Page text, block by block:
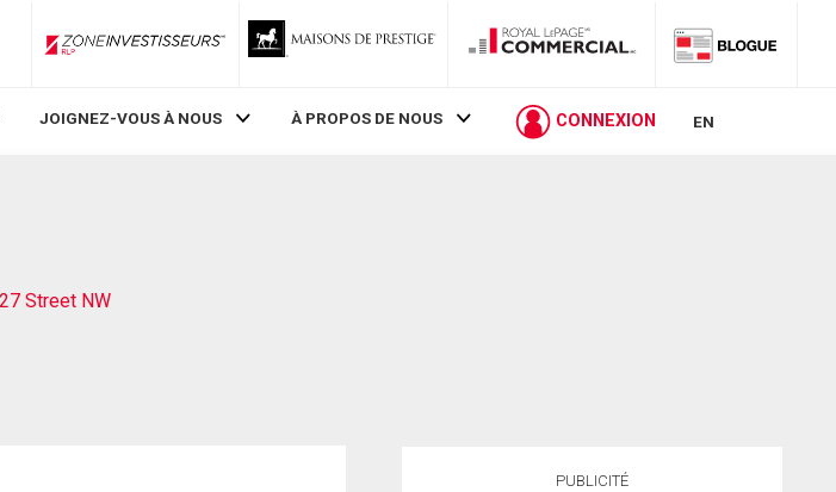
ZoneInvestisseurs RLP
JOIGNEZ-VOUS À NOUS À PROPOS DE NOUS CONNEXION EN
Street NW
PUBLICITÉ